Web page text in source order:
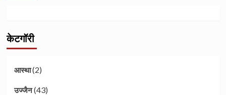
केटगॉरी
आस्था(2)
उज्जैन(43)